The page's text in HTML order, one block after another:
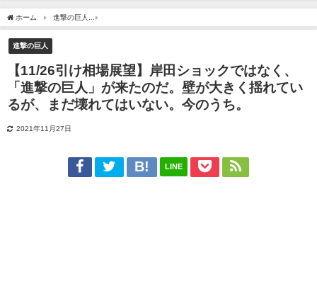
ホーム 進撃の巨人
進撃の巨人
【11/26引け相場展望】岸田ショックではなく、
「進撃の巨人」が来たのだ。壁が大きく揺れてい
るが、まだ壊れてはいない。今のうち。
2021年11月27日
LINE